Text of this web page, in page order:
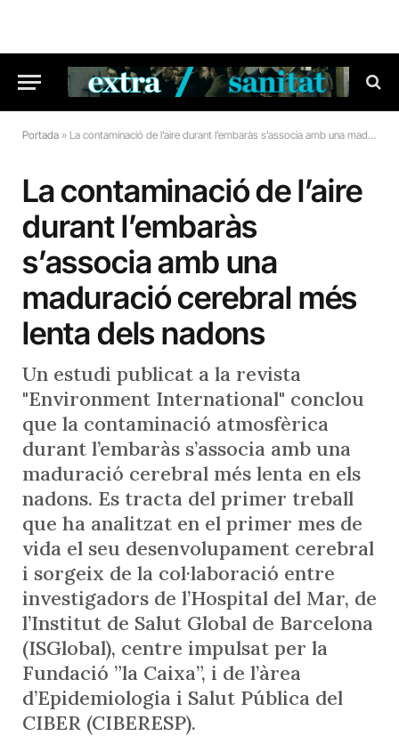
Portada » La contaminació de l’aire durant l’embaràs s’associa amb una maduració cerebral més lenta dels nadons
La contaminació de l’aire
durant l’embaràs
s’associa amb una
maduració cerebral més
lenta dels nadons
Un estudi publicat a la revista
"Environment International" conclou
que la contaminació atmosfèrica
durant l’embaràs s’associa amb una
maduració cerebral més lenta en els
nadons. Es tracta del primer treball
que ha analitzat en el primer mes de
vida el seu desenvolupament cerebral
i sorgeix de la col·laboració entre
investigadors de l’Hospital del Mar, de
l’Institut de Salut Global de Barcelona
(ISGlobal), centre impulsat per la
Fundació ”la Caixa”, i de l’àrea
d’Epidemiologia i Salut Pública del
CIBER (CIBERESP).